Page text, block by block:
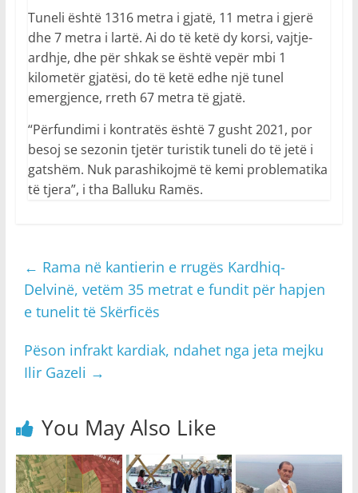
Tuneli është 1316 metra i gjatë, 11 metra i gjerë
dhe 7 metra i lartë. Ai do të ketë dy korsi, vajtje-
ardhje, dhe për shkak se është vepër mbi 1
kilometër gjatësi, do të ketë edhe një tunel
emergjence, rreth 67 metra të gjatë.
“Përfundimi i kontratës është 7 gusht 2021, por
besoj se sezonin tjetër turistik tuneli do të jetë i
gatshëm. Nuk parashikojmë të kemi problematika
të tjera”, i tha Balluku Ramës.
← Rama në kantierin e rrugës Kardhiq-
Delvinë, vetëm 35 metrat e fundit për hapjen
e tunelit të Skërficës
Pëson infrakt kardiak, ndahet nga jeta mejku
Ilir Gazeli →
You May Also Like